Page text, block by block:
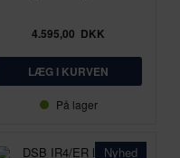
4.595,00 DKK
På lager
Nyhed